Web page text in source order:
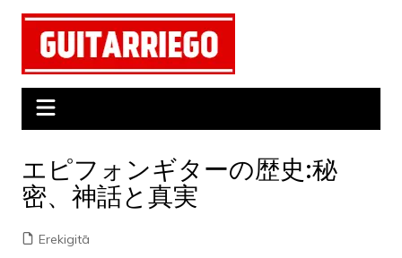
Skip
content
エピフォンギターの歴史:秘
密、神話と真実
Erekigitā